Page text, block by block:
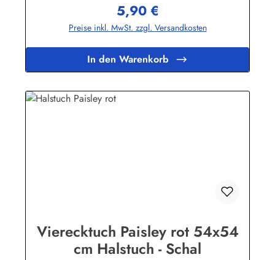
GmbHHeglitzer Str. 1226409 Wittmundinfo@modas-
bekleidung.de
Regulärer Preis:
5,90 €
Preise inkl. MwSt. zzgl. Versandkosten
In den Warenkorb
Vierecktuch Paisley rot 54x54
cm Halstuch - Schal